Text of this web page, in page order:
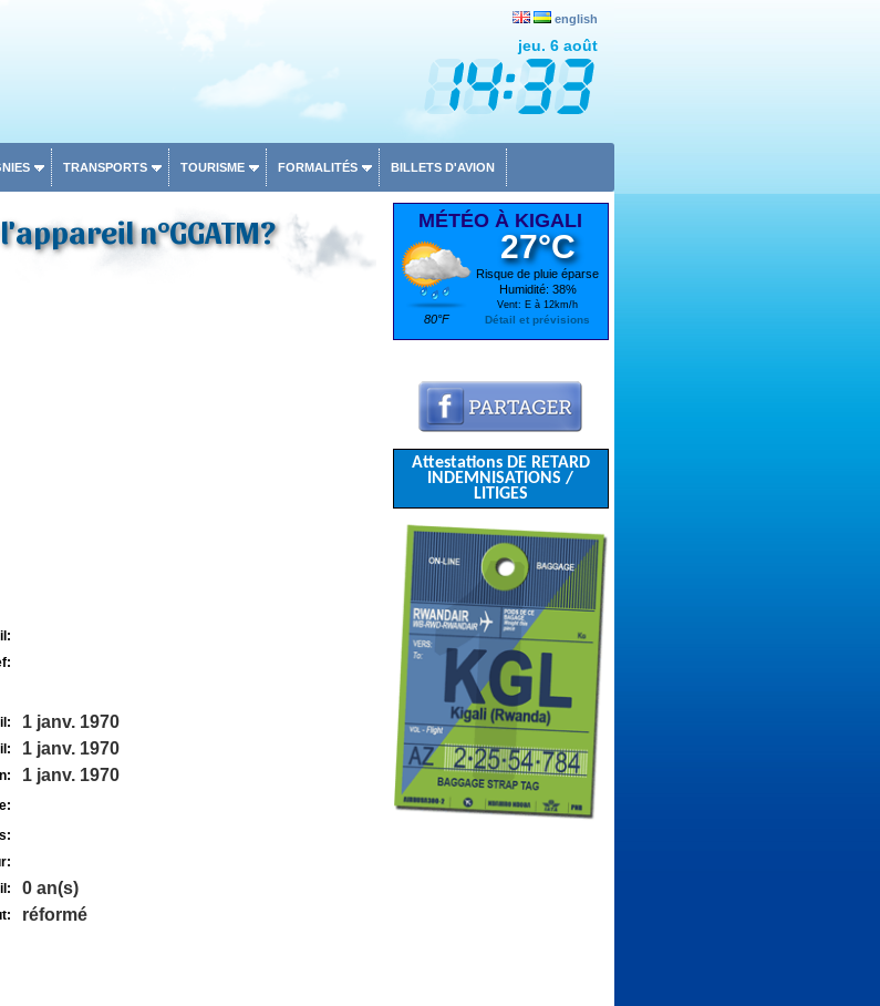
english
jeu. 6 août
TRANSPORTS TOURISME FORMALITÉS BILLETS D'AVION
n°GGATM?
1 janv. 1970
1 janv. 1970
1 janv. 1970
0 an(s)
réformé
MÉTÉO À KIGALI
80°F
27°C
Risque de pluie éparse
Humidité: 38%
Vent: E à 12km/h
Détail et prévisions
Attestations DE RETARD
INDEMNISATIONS /
LITIGES